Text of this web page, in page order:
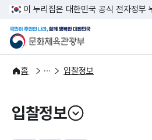
본문
주메
이 누리집은 대한민국 공식 전자정부
문화체육관광부
국민이 주인인 나
홈
알림·소식
알림 입찰정보
입찰정보
열기